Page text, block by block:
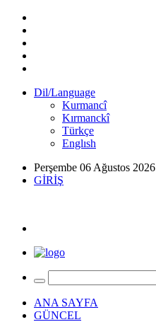
Dil/Language
Kurmancî
Kırmanckî
Türkçe
Englısh
Perşembe 06 Ağustos 2026
GİRİŞ
ANA SAYFA
GÜNCEL